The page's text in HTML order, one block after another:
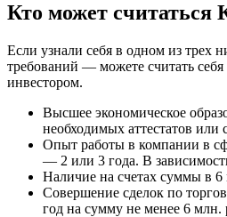
Кто может считаться
Если узнали себя в одном из трех
требований — можете считать
инвестором.
Высшее экономическое
необходимых аттестатов или
Опыт работы в компании в
— 2 или 3 года. В
Наличие на счетах суммы в
Совершение сделок по
год на сумму не менее 6